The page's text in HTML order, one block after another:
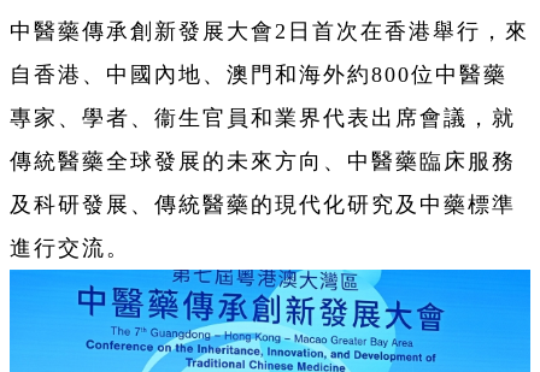
中醫藥傳承創新發展大會2日首次在香港舉行，來
自香港、中國內地、澳門和海外約800位中醫藥
專家、學者、衞生官員和業界代表出席會議，就
傳統醫藥全球發展的未來方向、中醫藥臨床服務
及科研發展、傳統醫藥的現代化研究及中藥標準
進行交流。